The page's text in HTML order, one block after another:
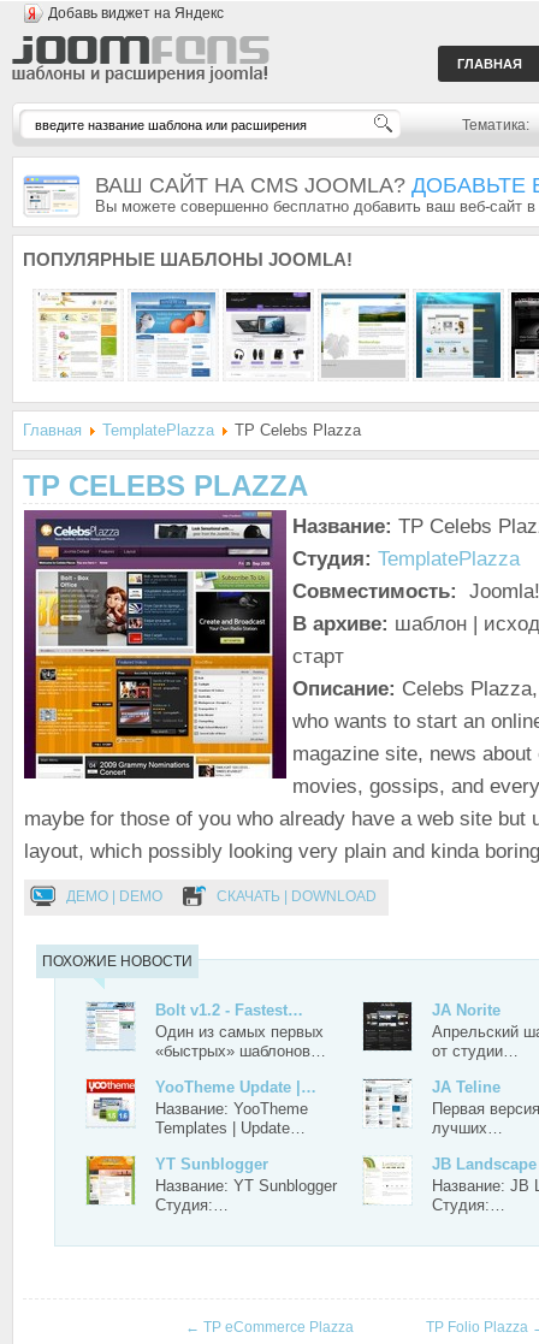
Добавь виджет на Яндекс
ГЛАВНАЯ
Тематика:
ВАШ САЙТ НА CMS JOOMLA? ДОБАВЬТЕ
Вы можете совершенно бесплатно добавить ваш веб-сайт
ПОПУЛЯРНЫЕ ШАБЛОНЫ JOOMLA!
Главная TemplatePlazza TP Celebs Plazza
TP CELEBS PLAZZA
Название: TP Celebs
Студия: TemplatePlazza
Совместимость:
В архиве: шаблон |
старт
Описание: Celebs
who wants to start an
magazine site, news
movies, gossips, and
maybe for those of you who already have a web site but
layout, which possibly looking very plain and kinda boring
ДЕМО | DEMO СКАЧАТЬ | DOWNLOAD
ПОХОЖИЕ НОВОСТИ
Bolt v1.2 - Fastest…
Один из самых первых
«быстрых» шаблонов…
JA Norite
Апрельский
от студии…
YooTheme Update |…
Название: YooTheme
Templates | Update…
JA Teline
Первая
лучших…
YT Sunblogger
Название: YT Sunblogger
Студия:…
JB Landscape
Название: JB
Студия:…
← TP eCommerce Plazza TP Folio Plazza